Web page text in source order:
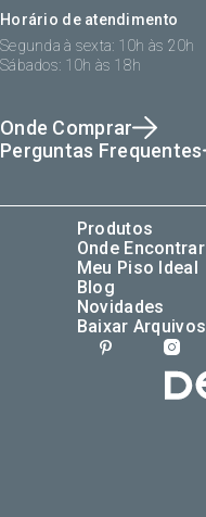
Horário de atendimento
Segunda à sexta: 10h às 20h
Sábados: 10h às 18h
Onde Comprar
Perguntas Frequentes
Produtos
Onde Encontrar
Meu Piso Ideal
Blog
Novidades
Baixar Arquivos